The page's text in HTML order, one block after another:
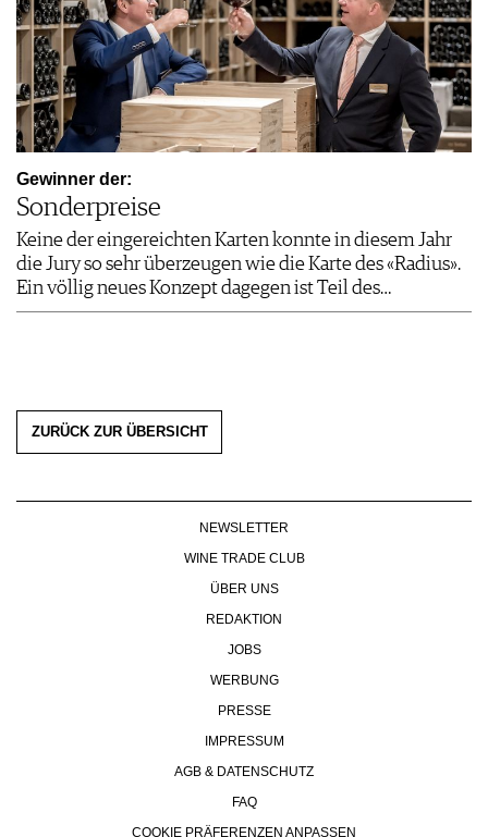
Gewinner der:
Sonderpreise
Keine der eingereichten Karten konnte in diesem Jahr
die Jury so sehr überzeugen wie die Karte des «Radius».
Ein völlig neues Konzept dagegen ist Teil des…
ZURÜCK ZUR ÜBERSICHT
NEWSLETTER
WINE TRADE CLUB
ÜBER UNS
REDAKTION
JOBS
WERBUNG
PRESSE
IMPRESSUM
AGB & DATENSCHUTZ
FAQ
COOKIE PRÄFERENZEN ANPASSEN